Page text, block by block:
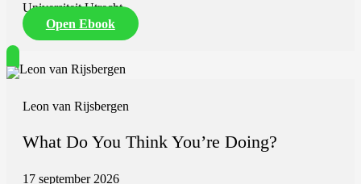
Universiteit Utrecht
Open Ebook
Leon van Rijsbergen
What Do You Think You’re Doing?
17 september 2026